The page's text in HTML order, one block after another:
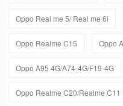
Oppo Real me 5/ Real me 6i
Oppo Realme C15 Oppo
Oppo A95 4G/A74-4G/F19-4G
Oppo Realme C20/Realme C11